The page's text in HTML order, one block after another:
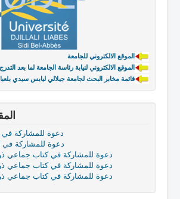
الموقع الالكتروني للجامعة
VRPG الموقع الالكتروني لنيابة رئاسة الجامعة لما بعد التدرج
قائمة مخابر البحث لجامعة جيلالي ليابس سيدي
دعوة للمشاركة
دعوة للمشاركة
دعوة للمشاركة في كتاب جماعي
دعوة للمشاركة في كتاب جماعي
دعوة للمشاركة في كتاب جماعي